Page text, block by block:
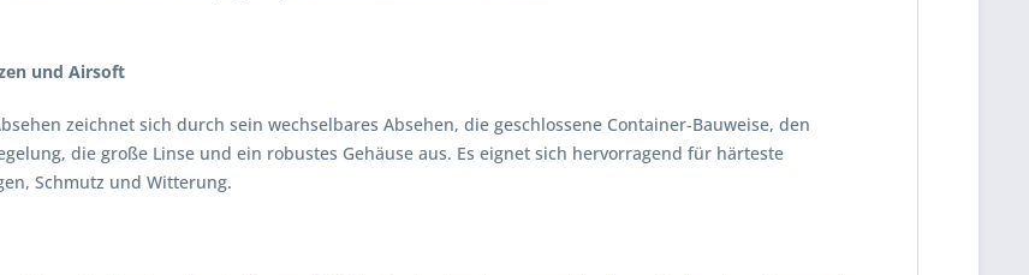
und Airsoft
zeichnet sich durch sein wechselbares Absehen, die geschlossene Container-Bauweise, den
die große Linse und ein robustes Gehäuse aus. Es eignet sich hervorragend für härteste
Schmutz und Witterung.